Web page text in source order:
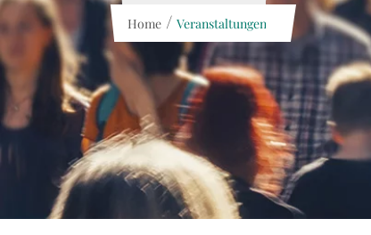
Home / Veranstaltungen